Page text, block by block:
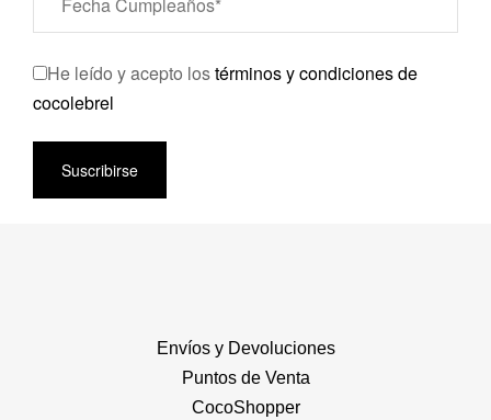
He leído y acepto lostérminos y condiciones de
cocolebrel
Suscribirse
Envíos y Devoluciones
Puntos de Venta
CocoShopper